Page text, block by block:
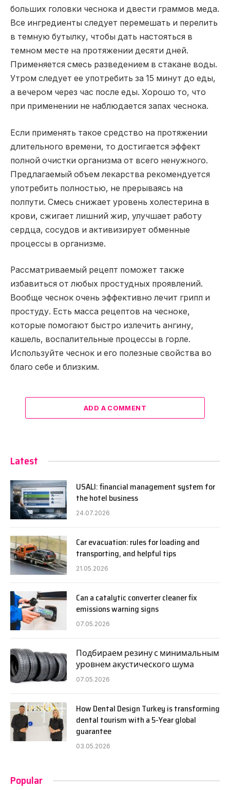
больших головки чеснока и двести граммов меда.
Все ингредиенты следует перемешать и перелить
в темную бутылку, чтобы дать настояться в
темном месте на протяжении десяти дней.
Применяется смесь разведением в стакане воды.
Утром следует ее употребить за 15 минут до еды,
а вечером через час после еды. Хорошо то, что
при применении не наблюдается запах чеснока.
Если применять такое средство на протяжении
длительного времени, то достигается эффект
полной очистки организма от всего ненужного.
Предлагаемый объем лекарства рекомендуется
употребить полностью, не прерываясь на
полпути. Смесь снижает уровень холестерина в
крови, сжигает лишний жир, улучшает работу
сердца, сосудов и активизирует обменные
процессы в организме.
Рассматриваемый рецепт поможет также
избавиться от любых простудных проявлений.
Вообще чеснок очень эффективно лечит грипп и
простуду. Есть масса рецептов на чесноке,
которые помогают быстро излечить ангину,
кашель, воспалительные процессы в горле.
Используйте чеснок и его полезные свойства во
благо себе и близким.
ADD A COMMENT
Latest
USALI: financial management system for
the hotel business
24.07.2026
Car evacuation: rules for loading and
transporting, and helpful tips
21.05.2026
Can a catalytic converter cleaner fix
emissions warning signs
07.05.2026
Подбираем резину с минимальным
уровнем акустического шума
07.05.2026
How Dental Design Turkey is transforming
dental tourism with a 5-Year global
guarantee
03.05.2026
Popular